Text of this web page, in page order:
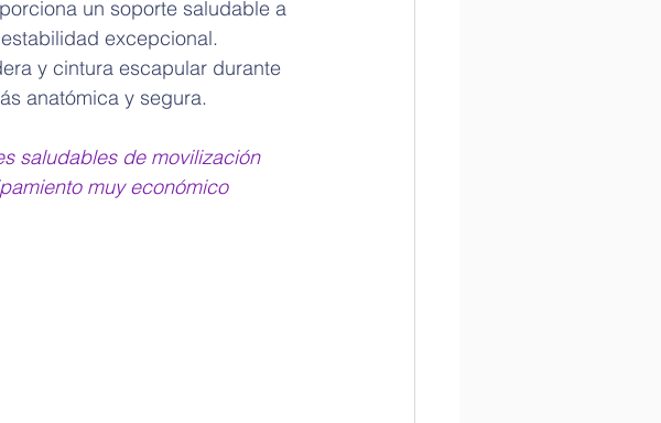
un soporte saludable a
excepcional.
y cintura escapular durante
anatómica y segura.
saludables de movilización
muy económico